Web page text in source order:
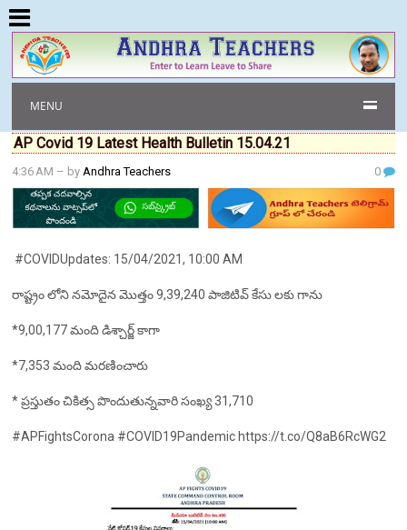
MENU
AP Covid 19 Latest Health Bulletin 15.04.21
4:36 AM – byAndhra Teachers 0
#COVIDUpdates: 15/04/2021, 10:00 AM
రాష్ట్రం లోని నమోదైన మొత్తం 9,39,240 పాజిటివ్ కేసు లకు గాను
*9,00,177 మంది డిశ్చార్జ్ కాగా
*7,353 మంది మరణించారు
* ప్రస్తుతం చికిత్స పొందుతున్నవారి సంఖ్య 31,710
#APFightsCorona #COVID19Pandemic https://t.co/Q8aB6RcWG2